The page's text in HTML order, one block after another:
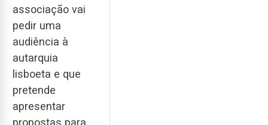
associação vai
pedir uma
audiência à
autarquia
lisboeta e que
pretende
apresentar
propostas para